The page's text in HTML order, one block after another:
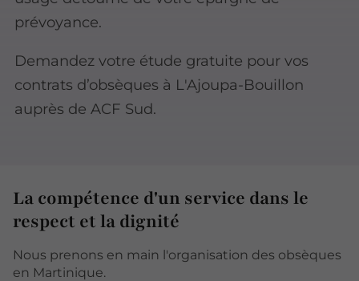
prévoyance.
Demandez votre étude gratuite pour vos
contrats d’obsèques à L'Ajoupa-Bouillon
auprès de ACF Sud.
La compétence d'un service dans le
respect et la dignité
Nous prenons en main l'organisation des obsèques
en Martinique.